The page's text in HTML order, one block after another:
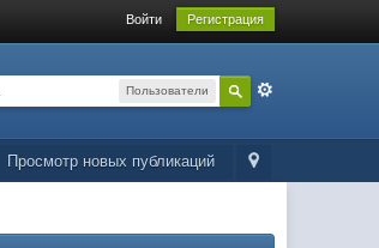
Войти Регистрация
Пользователи
Просмотр новых публикаций